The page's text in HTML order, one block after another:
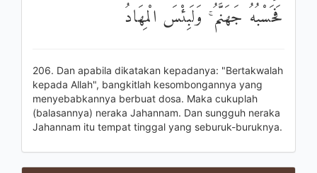
فَحَسْبُهُ جَهَنَّمُ ۚ وَلَبِئْسَ الْمِهَادُ
206. Dan apabila dikatakan kepadanya: "Bertakwalah
kepada Allah", bangkitlah kesombongannya yang
menyebabkannya berbuat dosa. Maka cukuplah
(balasannya) neraka Jahannam. Dan sungguh neraka
Jahannam itu tempat tinggal yang seburuk-buruknya.